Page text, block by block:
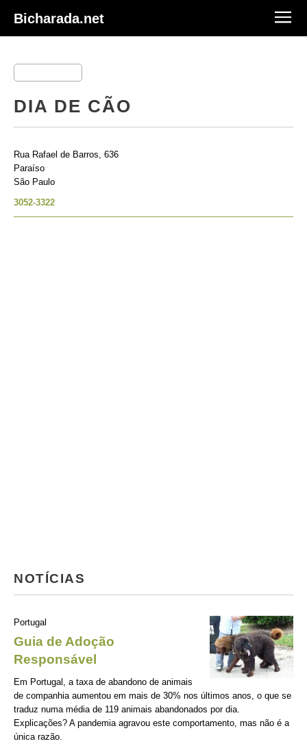
Bicharada.net
DIA DE CÃO
Rua Rafael de Barros, 636
Paraíso
São Paulo
3052-3322
NOTÍCIAS
Portugal
Guia de Adoção
Responsável
Em Portugal, a taxa de abandono de animais
de companhia aumentou em mais de 30% nos últimos anos, o que se
traduz numa média de 119 animais abandonados por dia.
Explicações? A pandemia agravou este comportamento, mas não é a
única razão.